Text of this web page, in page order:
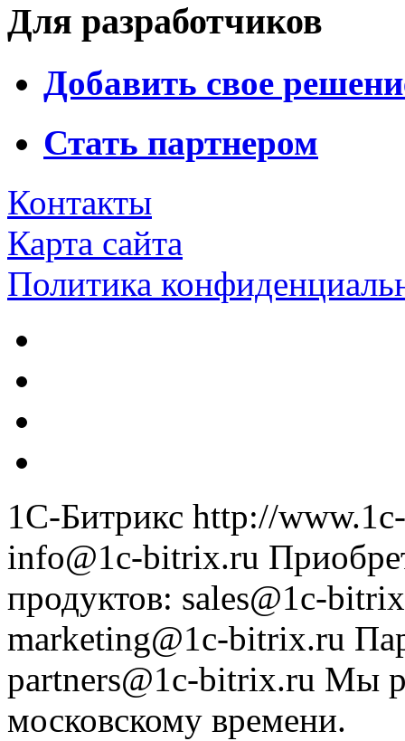
Для разработчиков
Добавить свое
Стать партнером
Контакты
Карта сайта
Политика
1С-Битрикс http://
info@1c-bitrix.ru
продуктов: sales@1c-
marketing@1c-bitrix.ru
partners@1c-bitrix.ru Мы
московскому времени.